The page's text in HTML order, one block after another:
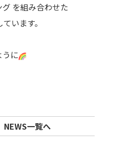
を組み合わせた
います。
に
NEWS一覧へ